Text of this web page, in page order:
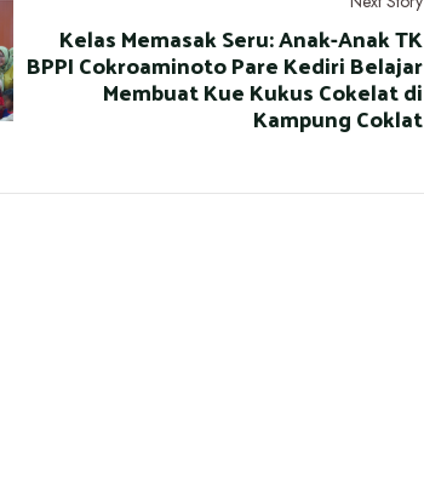
Kelas Memasak Seru: Anak-Anak TK
BPPI Cokroaminoto Pare Kediri Belajar
Membuat Kue Kukus Cokelat di
Kampung Coklat